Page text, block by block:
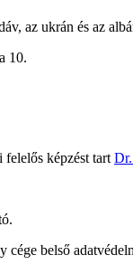
az ukrán és az
10.
felelős képzést tart
cége belső